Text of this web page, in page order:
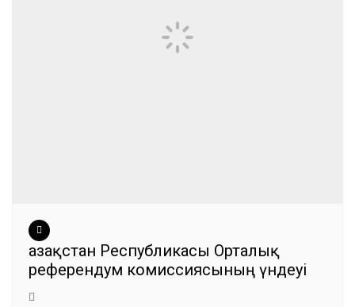
Қазақстан Республикасы Орталық
референдум комиссиясының үндеуі